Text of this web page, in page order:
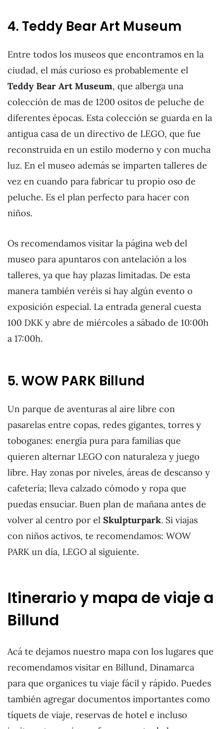
4. Teddy Bear Art Museum
Entre todos los museos que encontramos en la
ciudad, el más curioso es probablemente el
Teddy Bear Art Museum, que alberga una
colección de mas de 1200 ositos de peluche de
diferentes épocas. Esta colección se guarda en la
antigua casa de un directivo de LEGO, que fue
reconstruida en un estilo moderno y con mucha
luz. En el museo además se imparten talleres de
vez en cuando para fabricar tu propio oso de
peluche. Es el plan perfecto para hacer con
niños.
Os recomendamos visitar la página web del
museo para apuntaros con antelación a los
talleres, ya que hay plazas limitadas. De esta
manera también veréis si hay algún evento o
exposición especial. La entrada general cuesta
100 DKK y abre de miércoles a sábado de 10:00h
a 17:00h.
5. WOW PARK Billund
Un parque de aventuras al aire libre con
pasarelas entre copas, redes gigantes, torres y
toboganes: energía pura para familias que
quieren alternar LEGO con naturaleza y juego
libre. Hay zonas por niveles, áreas de descanso y
cafetería; lleva calzado cómodo y ropa que
puedas ensuciar. Buen plan de mañana antes de
volver al centro por el Skulpturpark. Si viajas
con niños activos, te recomendamos: WOW
PARK un día, LEGO al siguiente.
Itinerario y mapa de viaje a
Billund
Acá te dejamos nuestro mapa con los lugares que
recomendamos visitar en Billund, Dinamarca
para que organices tu viaje fácil y rápido. Puedes
también agregar documentos importantes como
tíquets de viaje, reservas de hotel e incluso